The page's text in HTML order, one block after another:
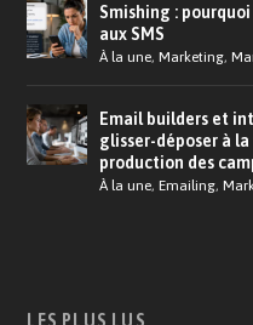
Smishing :
aux SMS
À la une,Marketing,
Email builders et
glisser-déposer à
production des
À la une,Emailing,
LES PLUS LUS